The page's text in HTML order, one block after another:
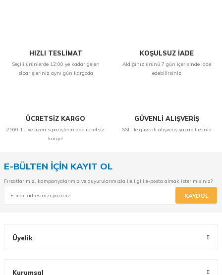
HIZLI TESLİMAT
Seçili ürünlerde 12:00 ye kadar gelen
siparişleriniz aynı gün kargoda
KOŞULSUZ İADE
Aldığınız ürünü 7 gün içerisinde iade
edebilirsiniz
ÜCRETSİZ KARGO
2500 TL ve üzeri siparişlerinizde ücretsiz
kargo!
GÜVENLİ ALIŞVERİŞ
SSL ile güvenli alışveriş yapabilirsiniz
E-BÜLTEN İÇİN KAYIT OL
Fırsatlarımız, kampanyalarımız ve duyurularımızla ile ilgili e-posta almak ister misiniz?
KAYDOL
Üyelik
Kurumsal